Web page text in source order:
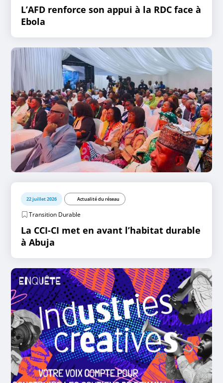
L’AFD renforce son appui à la RDC face à
Ebola
22 juillet 2026 Actualité du réseau
Transition Durable
La CCI-CI met en avant l’habitat durable
à Abuja